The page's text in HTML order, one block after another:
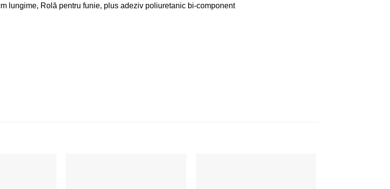
lungime, Rolă pentru funie, plus adeziv poliuretanic bi-component